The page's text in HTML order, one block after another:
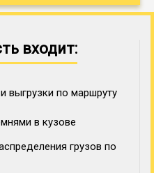
входит:
выгрузки по маршруту
в кузове
грузов по